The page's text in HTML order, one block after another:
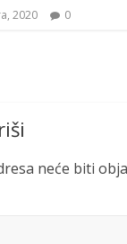
2020 0
neće biti